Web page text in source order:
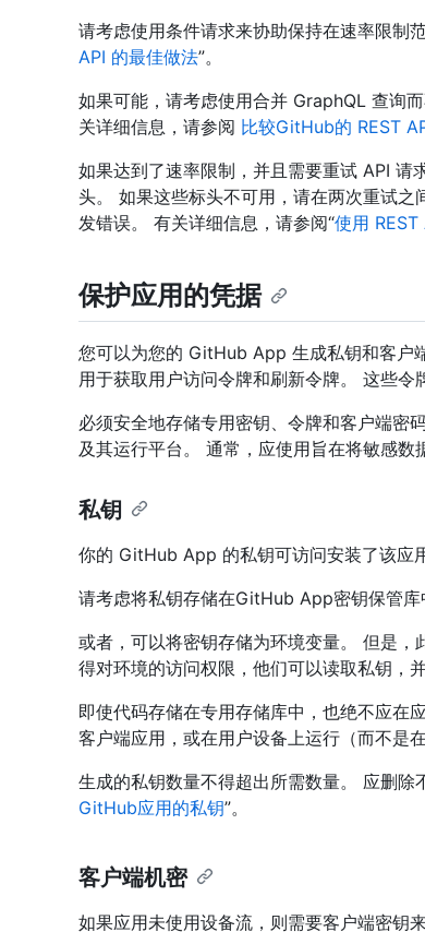
请考虑使用条件请求来协助保持在速率限制
API 的最佳做法”。
如果可能，请考虑使用合并 GraphQL 查询
关详细信息，请参阅 比较GitHub的 REST
如果达到了速率限制，并且需要重试 API 请
头。 如果这些标头不可用，请在两次重试
发错误。 有关详细信息，请参阅“使用
保护应用的凭据
您可以为您的 GitHub App 生成私钥和客户
用于获取用户访问令牌和刷新令牌。 这些令
必须安全地存储专用密钥、令牌和客户端密
及其运行平台。 通常，应使用旨在将敏感数
私钥
你的 GitHub App 的私钥可访问安装了该应
请考虑将私钥存储在GitHub App密钥保管库
或者，可以将密钥存储为环境变量。 但是
得对环境的访问权限，他们可以读取私钥，
即使代码存储在专用存储库中，也绝不应在
客户端应用，或在用户设备上运行（而不是
生成的私钥数量不得超出所需数量。 应删
GitHub应用的私钥”。
客户端机密
如果应用未使用设备流，则需要客户端密钥